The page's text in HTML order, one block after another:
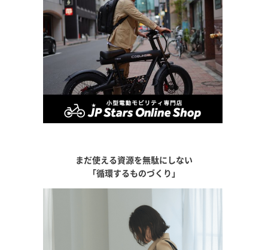
まだ使える資源を無駄にしない
「循環するものづくり」